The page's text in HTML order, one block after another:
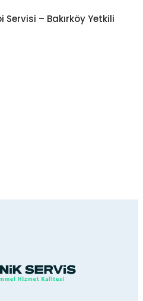
Servisi – Bakırköy Yetkili